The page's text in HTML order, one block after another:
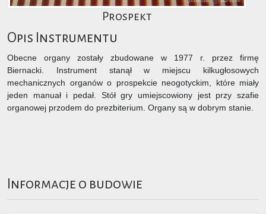
Prospekt
Opis Instrumentu
Obecne organy zostały zbudowane w 1977 r. przez firmę
Biernacki. Instrument stanął w miejscu kilkugłosowych
mechanicznych organów o prospekcie neogotyckim, które miały
jeden manuał i pedał. Stół gry umiejscowiony jest przy szafie
organowej przodem do prezbiterium. Organy są w dobrym stanie.
Informacje o budowie